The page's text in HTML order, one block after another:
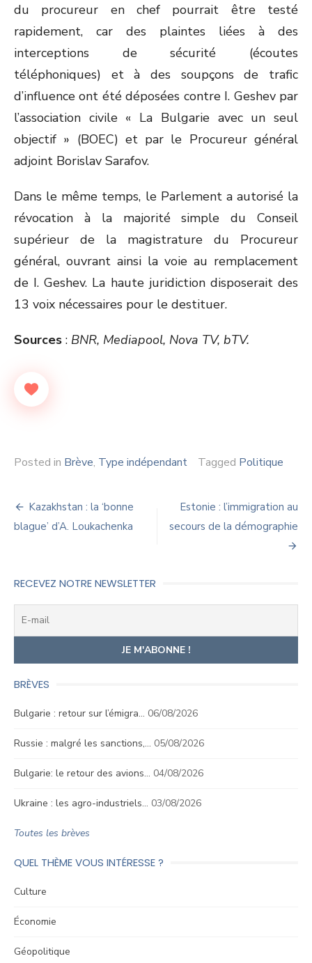
du procureur en chef pourrait être testé
rapidement, car des plaintes liées à des
interceptions de sécurité (écoutes
téléphoniques) et à des soupçons de trafic
d’influence ont été déposées contre I. Geshev par
l’association civile « La Bulgarie avec un seul
objectif » (BOEC) et par le Procureur général
adjoint Borislav Sarafov.
Dans le même temps, le Parlement a autorisé la
révocation à la majorité simple du Conseil
supérieur de la magistrature du Procureur
général, ouvrant ainsi la voie au remplacement
de I. Geshev. La haute juridiction disposerait des
13 voix nécessaires pour le destituer.
Sources : BNR, Mediapool, Nova TV, bTV.
Posted in Brève, Type indépendant Tagged Politique
Navigation
de
Kazakhstan : la ‘bonne
blague’ d’A. Loukachenka
Estonie : l’immigration au
secours de la démographie
RECEVEZ NOTRE NEWSLETTER
BRÈVES
Bulgarie : retour sur l’émigra… 06/08/2026
Russie : malgré les sanctions,… 05/08/2026
Bulgarie: le retour des avions… 04/08/2026
Ukraine : les agro-industriels… 03/08/2026
Toutes les brèves
QUEL THÈME VOUS INTÉRESSE ?
Culture
Économie
Géopolitique